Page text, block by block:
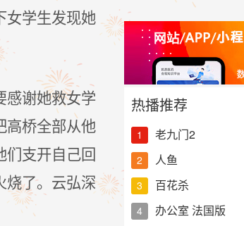
女学生发现她
感谢她救女学
高桥全部从他
们支开自己回
烧了。云弘深
热播推荐
1 老九门2
2 人鱼
3 百花杀
4 办公室 法国版